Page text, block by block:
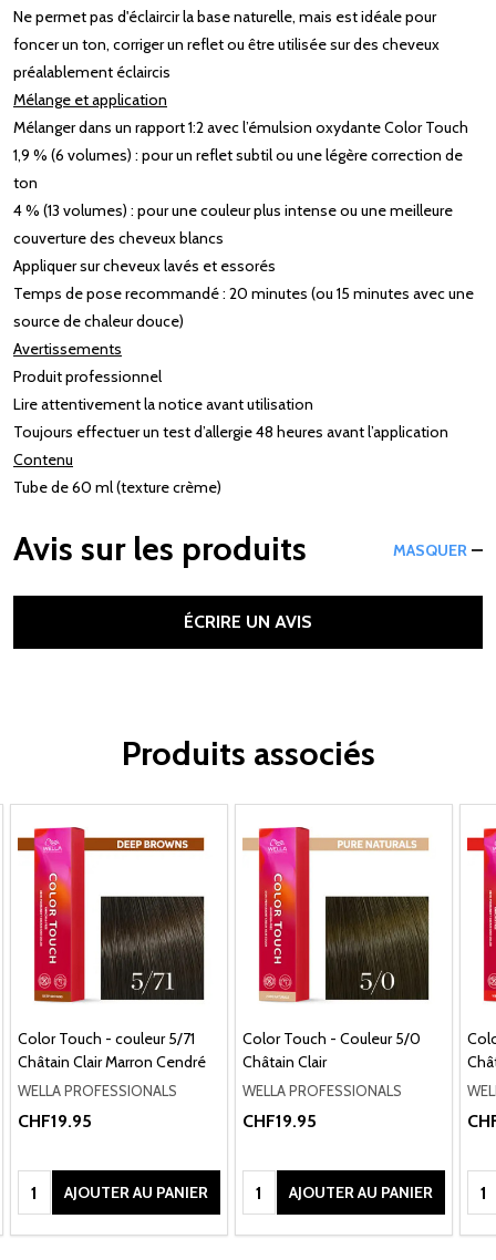
Ne permet pas d'éclaircir la base naturelle, mais est idéale pour
foncer un ton, corriger un reflet ou être utilisée sur des cheveux
préalablement éclaircis​
Mélange et application
Mélanger dans un rapport 1:2 avec l’émulsion oxydante Color Touch​
1,9 % (6 volumes) : pour un reflet subtil ou une légère correction de
ton​
4 % (13 volumes) : pour une couleur plus intense ou une meilleure
couverture des cheveux blancs​
Appliquer sur cheveux lavés et essorés​
Temps de pose recommandé : 20 minutes (ou 15 minutes avec une
source de chaleur douce)​
Avertissements
Produit professionnel​
Lire attentivement la notice avant utilisation​
Toujours effectuer un test d’allergie 48 heures avant l’application​
Contenu
Tube de 60 ml (texture crème)​
Avis sur les produits MASQUER
ÉCRIRE UN AVIS
Produits associés
Color Touch - couleur 5/71
Châtain Clair Marron Cendré
WELLA PROFESSIONALS
CHF19.95
Quantité:AJOUTER AU PANIER
Color Touch - Couleur 5/0
Châtain Clair
WELLA PROFESSIONALS
CHF19.95
Quantité:AJOUTER AU PANIER